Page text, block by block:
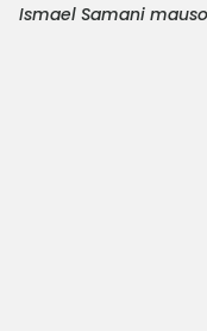
Ismael Samani